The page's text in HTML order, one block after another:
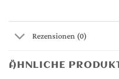
Rezensionen (0)
ÄHNLICHE